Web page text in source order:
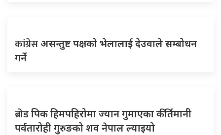
कांग्रेसअसन्तुष्ट पक्षको भेलालाई देउवाले सम्बोधन
गर्ने
ब्रोडपिक हिमपहिरोमा ज्यान गुमाएका कीर्तिमानी
पर्वतारोही गुरुङको शव नेपाल ल्याइयो